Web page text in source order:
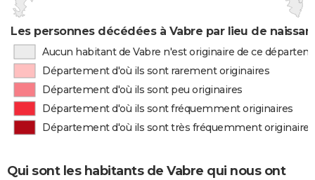
Les personnes décédées à Vabre par lieu de
Aucun habitant de Vabre n'est originaire de ce
Département d'où ils sont rarement originaires
Département d'où ils sont peu originaires
Département d'où ils sont fréquemment originaires
Département d'où ils sont très fréquemment originaires
Qui sont les habitants de Vabre qui nous ont